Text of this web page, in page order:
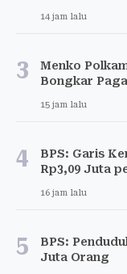
14 jam lalu
3
Menko
Bongkar
15 jam lalu
4
BPS: Garis
Rp3,09 Juta
16 jam lalu
5
BPS:
Juta Orang